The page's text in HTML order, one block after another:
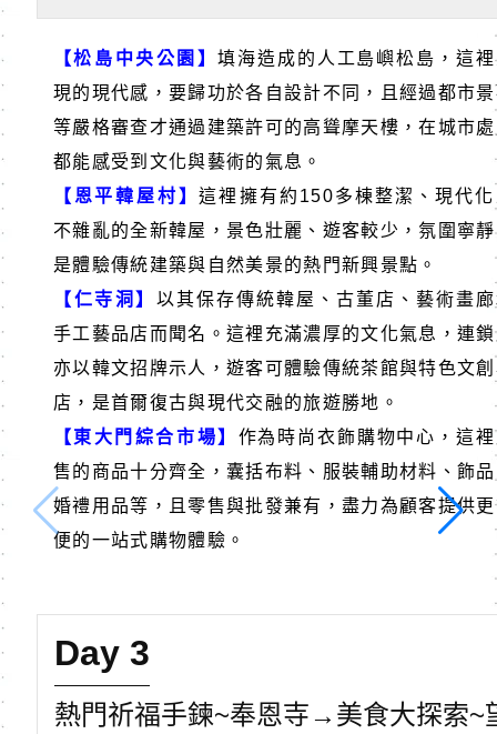
【松島中央公園】填海造成的人工島嶼松島，這
現的現代感，要歸功於各自設計不同，且經過都市
等嚴格審查才通過建築許可的高聳摩天樓，在城市
都能感受到文化與藝術的氣息。
【恩平韓屋村】這裡擁有約 150多棟整潔、現代
不雜亂的全新韓屋，景色壯麗、遊客較少，氛圍寧
是體驗傳統建築與自然美景的熱門新興景點。
【仁寺洞】以其保存傳統韓屋、古董店、藝術畫
手工藝品店而聞名。這裡充滿濃厚的文化氣息，連
亦以韓文招牌示人，遊客可體驗傳統茶館與特色文
店，是首爾復古與現代交融的旅遊勝地。
【東大門綜合市場】 作為時尚衣飾購物中心，這
售的商品十分齊全，囊括布料、服裝輔助材料、飾
婚禮用品等，且零售與批發兼有，盡力為顧客提供
便的一站式購物體驗。
Day 3
熱門祈福手鍊~奉恩寺→美食大探索~